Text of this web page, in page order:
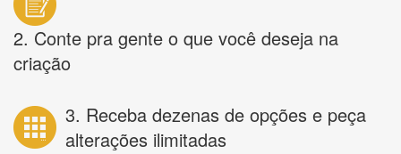
2. Conte pra gente o que você deseja na
criação
3. Receba dezenas de opções e peça
alterações ilimitadas